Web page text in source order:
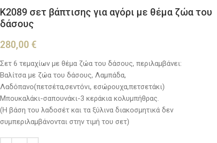
K2089 σετ βάπτισης για αγόρι με θέμα ζώα του
δάσους
280,00 €
Σετ 6 τεμαχίων με θέμα ζώα του δάσους, περιλαμβάνει:
Βαλίτσα με ζώα του δάσους, Λαμπάδα,
Λαδόπανο(πετσέτα,σεντόνι, εσώρουχα,πετσετάκι)
Μπουκαλάκι-σαπουνάκι-3 κεράκια κολυμπήθρας.
(Η βάση του λαδοσέτ και τα ξύλινα διακοσμητικά δεν
συμπεριλαμβάνονται στην τιμή του σετ)